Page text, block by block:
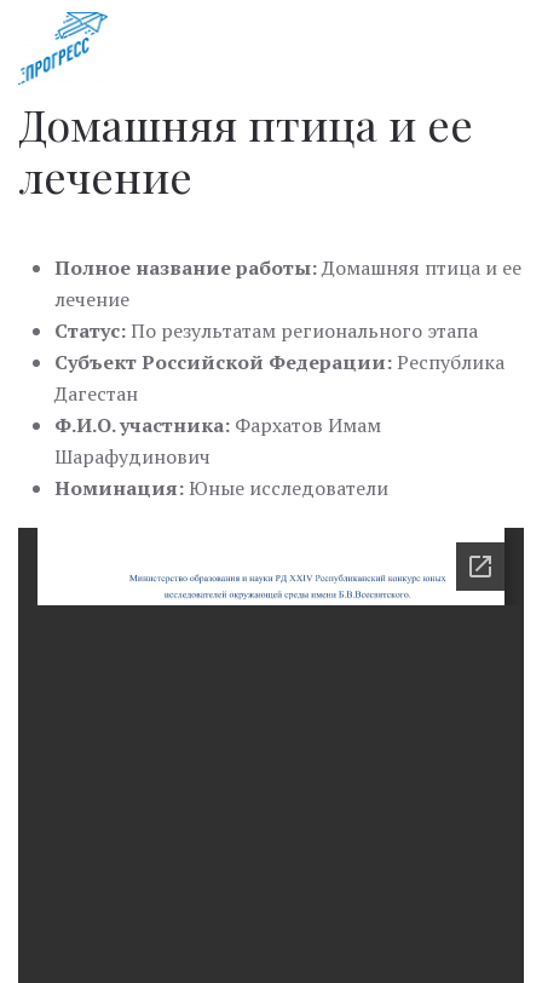
Домашняя птица и ее
лечение
Полное название работы:Домашняя птица и ее
лечение
Статус:По результатам регионального этапа
Субъект Российской Федерации:Республика
Дагестан
Ф.И.О. участника: Фархатов Имам
Шарафудинович
Номинация:Юные исследователи